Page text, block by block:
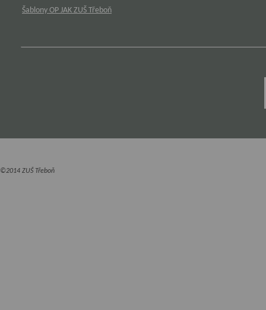
Šablony OP JAK ZUŠ Třeboň
©2014 ZUŠ Třeboň